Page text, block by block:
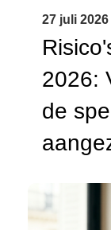
27 juli 2026
2026:
de